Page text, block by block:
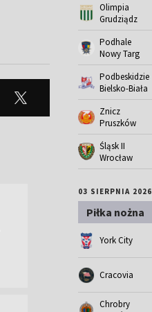
Olimpia
Grudziądz
Podhale
Nowy Targ
Podbeskidzie
Bielsko-Biała
Znicz
Pruszków
Śląsk II
Wrocław
03 SIERPNIA 2026
Piłka nożna
York City
Cracovia
Chrobry